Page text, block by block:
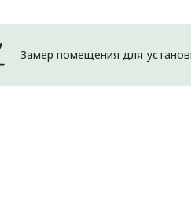
Замер помещения для